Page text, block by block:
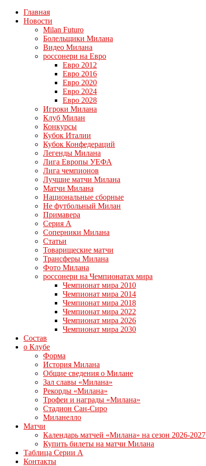
Главная
Новости
Milan Futuro
Болельщики Милана
Видео Милана
россонери на Евро
Евро 2012
Евро 2016
Евро 2020
Евро 2024
Евро 2028
Игроки Милана
Клуб Милан
Конкурсы
Кубок Италии
Кубок Конфедераций
Легенды Милана
Лига Европы УЕФА
Лига чемпионов
Лучшие матчи Милана
Матчи Милана
Национальные сборные
Не футбольный Милан
Примавера
Серия А
Соперники Милана
Статьи
Товарищеские матчи
Трансферы Милана
Фото Милана
россонери на Чемпионатах мира
Чемпионат мира 2010
Чемпионат мира 2014
Чемпионат мира 2018
Чемпионат мира 2022
Чемпионат мира 2026
Чемпионат мира 2030
Состав
о Клубе
Форма
История Милана
Общие сведения о Милане
Зал славы «Милана»
Рекорды «Милана»
Трофеи и награды «Милана»
Стадион Сан-Сиро
Миланелло
Матчи
Календарь матчей «Милана» на сезон 2026-2027
Купить билеты на матчи Милана
Таблица Серии А
Контакты